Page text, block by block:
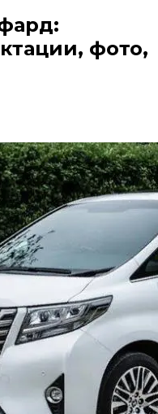
фото,